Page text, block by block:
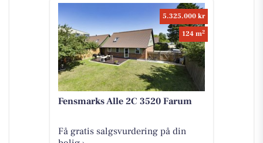
5.325.000 kr
124 m2
Fensmarks Alle 2C 3520 Farum
Få gratis salgsvurdering på din